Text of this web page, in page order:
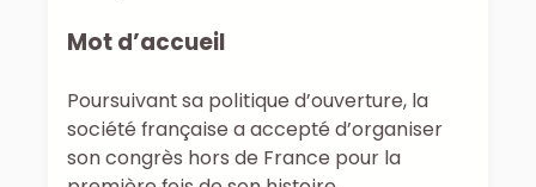
Mot d’accueil
Poursuivant sa politique d’ouverture, la
société française a accepté d’organiser
son congrès hors de France pour la